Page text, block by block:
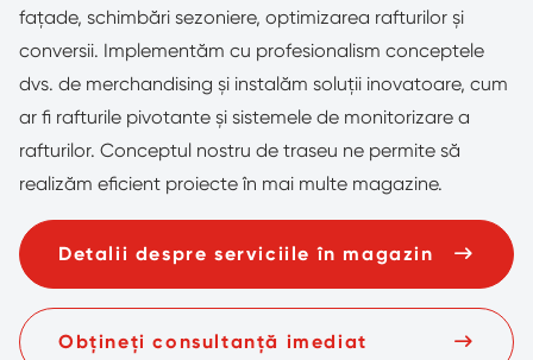
fațade, schimbări sezoniere, optimizarea rafturilor și
conversii. Implementăm cu profesionalism conceptele
dvs. de merchandising și instalăm soluții inovatoare, cum
ar fi rafturile pivotante și sistemele de monitorizare a
rafturilor. Conceptul nostru de traseu ne permite să
realizăm eficient proiecte în mai multe magazine.
Detalii despre serviciile în magazin
Obțineți consultanță imediat